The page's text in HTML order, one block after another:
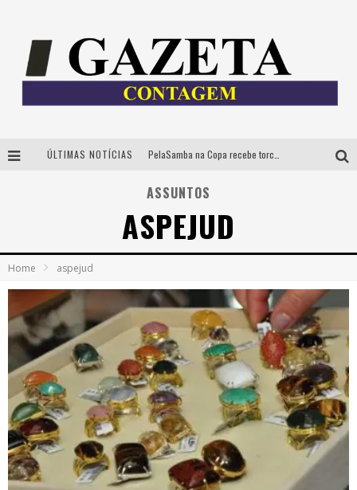
ÚLTIMAS NOTÍCIAS
Espetáculo “Allan Kardec – Um Olhar para a Eternidade” desembarca em BH na próxima semana
ASSUNTOS
ASPEJUD
Home aspejud